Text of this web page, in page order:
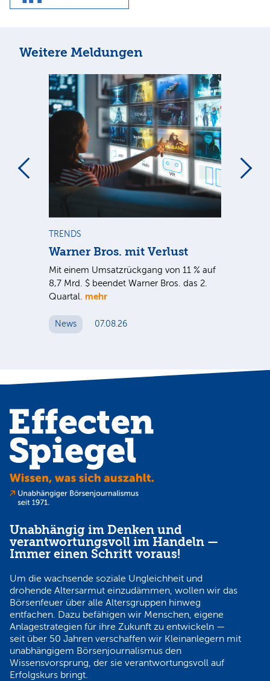
Weitere Meldungen
TRENDS
Warner Bros. mit Verlust
Mit einem Umsatzrückgang von 11 % auf
8,7 Mrd. $ beendet Warner Bros. das 2.
Quartal. mehr
News 07.08.26
Unabhängig im Denken und
verantwortungsvoll im Handeln —
Immer einen Schritt voraus!
Um die wachsende soziale Ungleichheit und
drohende Altersarmut einzudämmen, wollen wir das
Börsenfeuer über alle Altersgruppen hinweg
entfachen. Dazu befähigen wir Menschen, eigene
Anlagestrategien für ihre Zukunft zu entwickeln —
seit über 50 Jahren verschaffen wir Kleinanlegern mit
unabhängigem Börsenjournalismus den
Wissensvorsprung, der sie verantwortungsvoll auf
Erfolgskurs bringt.